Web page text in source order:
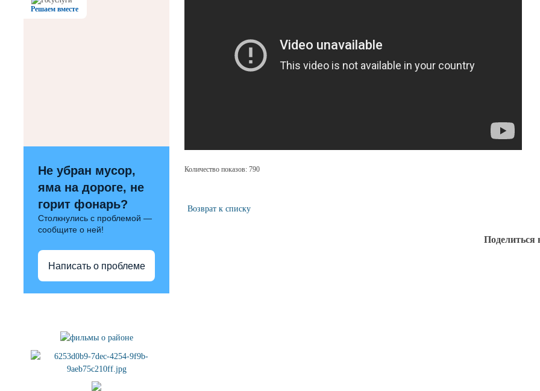
Решаем вместе
Не убран мусор,
яма на дороге, не
горит фонарь?
Столкнулись с проблемой —
сообщите о ней!
Написать о проблеме
Количество показов: 790
Возврат к списку
Поделиться